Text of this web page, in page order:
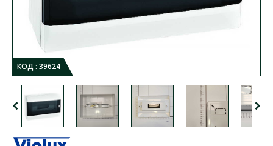
КОД : 39624